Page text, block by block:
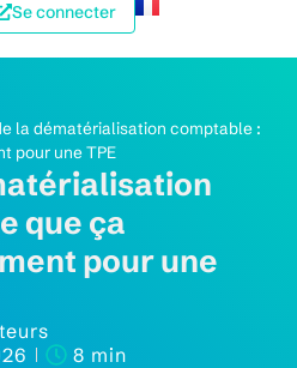
Se connecter
la dématérialisation comptable :
pour une TPE
que ça
pour une
8 min